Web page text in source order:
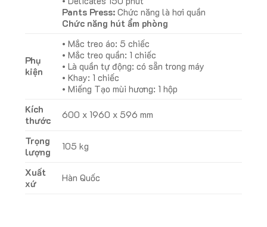
Pants Press: Chức năng là hơi quần
Chức năng hút ẩm phòng
Phụ
kiện
• Mắc treo áo: 5 chiếc
• Mắc treo quần: 1 chiếc
• Là quần tự động: có sẵn trong máy
• Khay: 1 chiếc
• Miếng Tạo mùi hương: 1 hộp
Kích
thước
600 x 1960 x 596 mm
Trọng
lượng
105 kg
Xuất
xứ
Hàn Quốc